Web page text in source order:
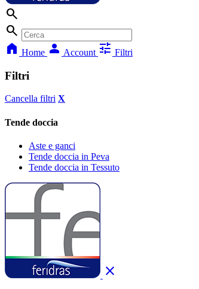
search
search
home Home person Account tune Filtri
Filtri
Cancella filtri X
Tende doccia
Aste e ganci
Tende doccia in Peva
Tende doccia in Tessuto
close